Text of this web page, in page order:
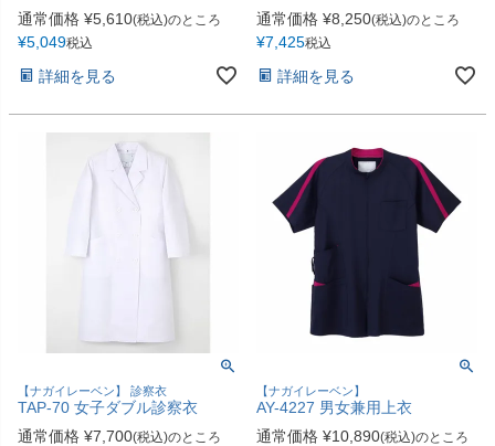
通常価格 ¥5,610(税込)のところ
¥5,049税込
詳細を見る
通常価格 ¥8,250(税込)のところ
¥7,425税込
詳細を見る
【ナガイレーベン】 診察衣
TAP-70 女子ダブル診察衣
通常価格 ¥7,700(税込)のところ
【ナガイレーベン】
AY-4227 男女兼用上衣
通常価格 ¥10,890(税込)のところ